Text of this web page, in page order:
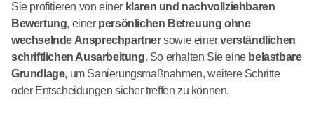
Sie profitieren von einer klaren und nachvollziehbaren
Bewertung, einer persönlichen Betreuung ohne
wechselnde Ansprechpartnersowie einerverständlichen
schriftlichen Ausarbeitung. So erhalten Sie eine belastbare
Grundlage, um Sanierungsmaßnahmen, weitere Schritte
oder Entscheidungen sicher treffen zu können.